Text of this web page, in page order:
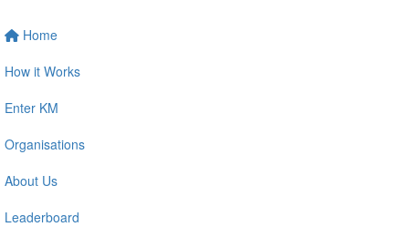
Home
How it Works
Enter KM
Organisations
About Us
Leaderboard